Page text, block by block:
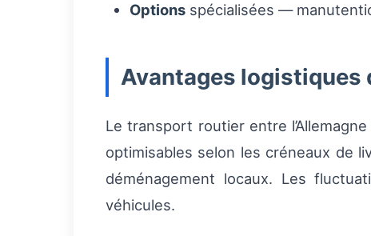
Options spécialisées —
Avantages logistiques
Le transport routier entre
optimisables selon les créneaux de
déménagement locaux. Les
véhicules.